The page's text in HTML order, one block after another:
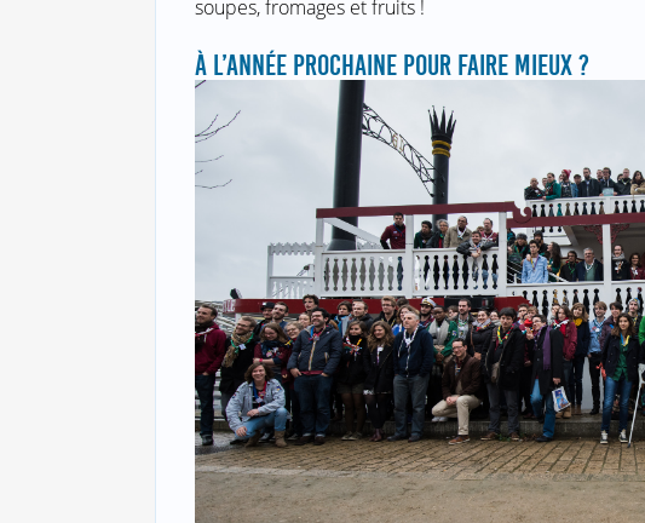
soupes, fromages et fruits !
À L’ANNÉE PROCHAINE POUR FAIRE MIEUX ?